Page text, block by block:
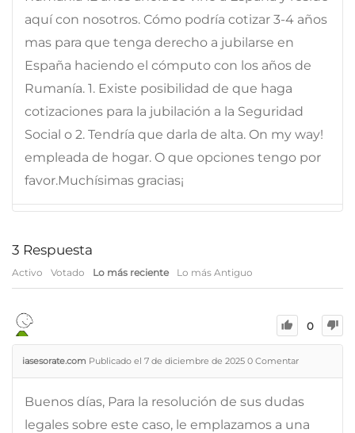
aquí con nosotros. Cómo podría cotizar 3-4 años
mas para que tenga derecho a jubilarse en
España haciendo el cómputo con los años de
Rumanía. 1. Existe posibilidad de que haga
cotizaciones para la jubilación a la Seguridad
Social o 2. Tendría que darla de alta. On my way!
empleada de hogar. O que opciones tengo por
favor.Muchísimas gracias¡
3 Respuesta
Activo Votado Lo más reciente Lo más Antiguo
0
iasesorate.com Publicado el 7 de diciembre de 2025 0 Comentar
Buenos días, Para la resolución de sus dudas
legales sobre este caso, le emplazamos a una